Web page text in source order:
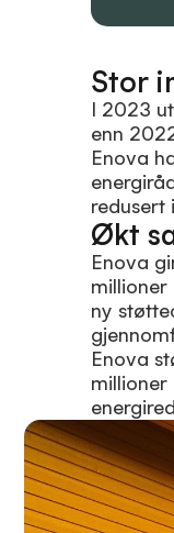
Stor
I 2023
enn
Enova
redusert
Økt
Enova
millioner
ny
Enova
millioner